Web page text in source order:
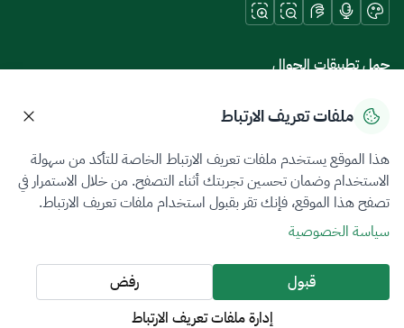
حمل تطبيقات الجوال
سياسة الخصوصيةشروط الاستخدامخريطة الموقع
جميع الحقوق محفوظة 2026 © ZATCA.GOV.SA
تم تطويره وصيانته بواسطة هيئة الزكاة والضريبة والجمارك
آخر تحديث للموقع في
ملفات تعريف الارتباط
هذا الموقع يستخدم ملفات تعريف الارتباط الخاصة للتأكد من سهولة
الاستخدام وضمان تحسين تجربتك أثناء التصفح. من خلال الاستمرار في
تصفح هذا الموقع، فإنك تقر بقبول استخدام ملفات تعريف الارتباط.
سياسة الخصوصية
قبول
رفض
إدارة ملفات تعريف الارتباط